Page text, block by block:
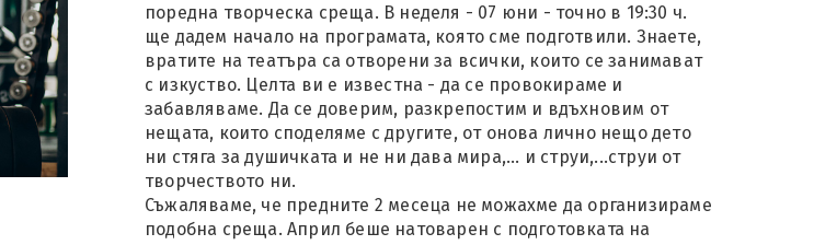
поредна творческа среща. В неделя - 07 юни - точно в 19:30 ч.
ще дадем начало на програмата, която сме подготвили. Знаете,
вратите на театъра са отворени за всички, които се занимават
с изкуство. Целта ви е известна - да се провокираме и
забавляваме. Да се доверим, разкрепостим и вдъхновим от
нещата, които споделяме с другите, от онова лично нещо дето
ни стяга за душичката и не ни дава мира,... и струи,...струи от
творчеството ни.
Съжаляваме, че предните 2 месеца не можахме да организираме
подобна среща. Април беше натоварен с подготовката на